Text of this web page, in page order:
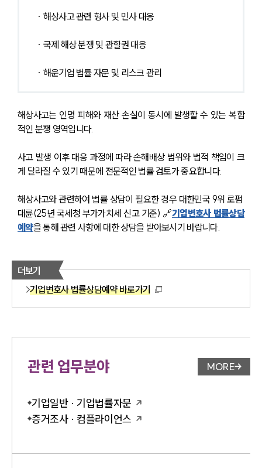
· 해상사고 관련 형사 및 민사 대응
· 국제 해상 분쟁 및 관할권 대응
· 해운기업 법률 자문 및 리스크 관리
해상사고는 인명 피해와 재산 손실이 동시에 발생할 수 있는 복합
적인 분쟁 영역입니다.
사고 발생 이후 대응 과정에 따라 손해배상 범위와 법적 책임이 크
게 달라질 수 있기 때문에 전문적인 법률 검토가 중요합니다.
해상사고와 관련하여 법률 상담이 필요한 경우 대한민국 9위 로펌
대륜(25년 국세청 부가가치세 신고 기준) 🔗기업변호사 법률상담
예약을 통해 관련 사항에 대한 상담을 받아보시기 바랍니다.
더보기
기업변호사 법률상담예약 바로가기
관련 업무분야 업무분야
MORE
기업일반 · 기업법률자문
증거조사 · 컴플라이언스